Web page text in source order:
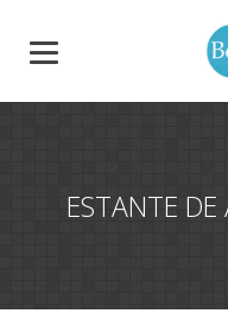
ESTANTE DE